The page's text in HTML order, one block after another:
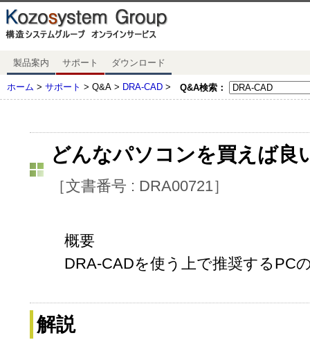
製品案内 サポート ダウンロード
Q&A検索：
ホーム > サポート > Q&A > DRA-CAD >
どんなパソコンを買えば
［文書番号 : DRA00721］
概要
DRA-CADを使う上で推奨するPC
解説